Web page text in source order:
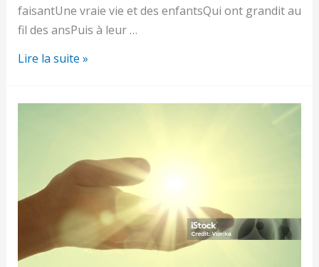
faisantUne vraie vie et des enfantsQui ont grandit au
fil des ansPuis à leur …
Victime
Lire la suite »